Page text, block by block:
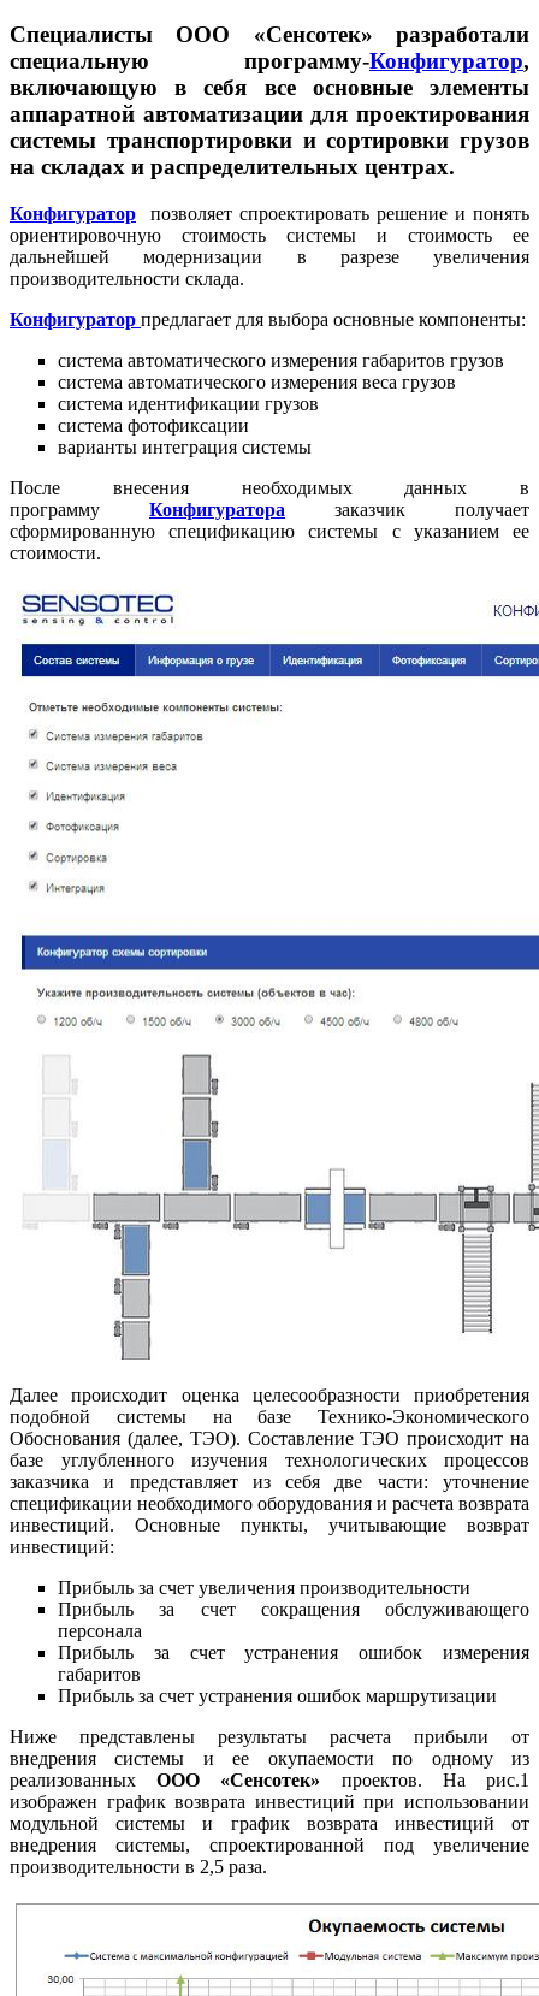
Специалисты ООО «Сенсотек» разработали
специальную программу-Конфигуратор,
включающую в себя все основные элементы
аппаратной автоматизации для проектирования
системы транспортировки и сортировки грузов
на складах и распределительных центрах.
Конфигуратор
позволяет спроектировать решение и понять
ориентировочную стоимость системы и стоимость ее
дальнейшей модернизации в разрезе увеличения
производительности склада.
Конфигуратор предлагает для выбора основные компоненты:
система автоматического измерения габаритов грузов
система автоматического измерения веса грузов
система идентификации грузов
система фотофиксации
варианты интеграция системы
После внесения необходимых данных в
программу Конфигуратора заказчик получает
сформированную спецификацию системы с указанием ее
стоимости.
Далее происходит оценка целесообразности приобретения
подобной системы на базе Технико-Экономического
Обоснования (далее, ТЭО). Составление ТЭО происходит на
базе углубленного изучения технологических процессов
заказчика и представляет из себя две части: уточнение
спецификации необходимого оборудования и расчета возврата
инвестиций. Основные пункты, учитывающие возврат
инвестиций:
Прибыль за счет увеличения производительности
Прибыль за счет сокращения обслуживающего
персонала
Прибыль за счет устранения ошибок измерения
габаритов
Прибыль за счет устранения ошибок маршрутизации
Ниже представлены результаты расчета прибыли от
внедрения системы и ее окупаемости по одному из
реализованныхООО «Сенсотек» проектов. На рис.1
изображен график возврата инвестиций при использовании
модульной системы и график возврата инвестиций от
внедрения системы, спроектированной под увеличение
производительности в 2,5 раза.